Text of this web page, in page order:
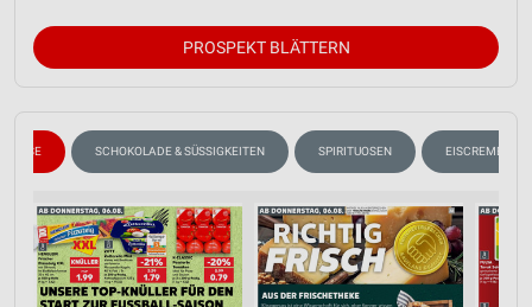
PROSPEKT BLÄTTERN
KÄSE SCHOKOLADE & SÜSSIGKEITEN SPIRITUOSEN EISCREME